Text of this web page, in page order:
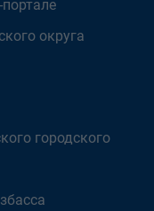
округа
городского